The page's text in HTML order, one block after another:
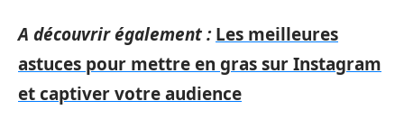
A découvrir également : Les meilleures
astuces pour mettre en gras sur Instagram
et captiver votre audience